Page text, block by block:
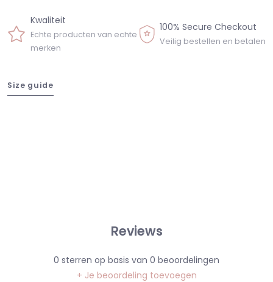
Kwaliteit
Echte producten van echte
merken
100% Secure Checkout
Veilig bestellen en betalen
Size guide
Reviews
0 sterren op basis van 0 beoordelingen
+ Je beoordeling toevoegen